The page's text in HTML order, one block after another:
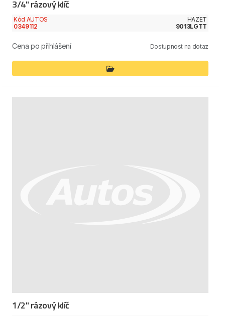
3/4" rázový klíč
Kód AUTOS
0349112
HAZET
9013LGTT
Cena po přihlášení Dostupnost na dotaz
1/2" rázový klíč